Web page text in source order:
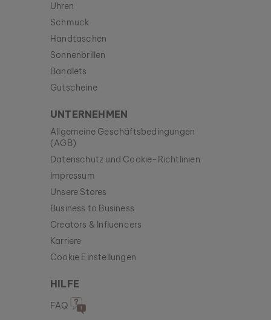
Uhren
Schmuck
Handtaschen
Sonnenbrillen
Bandlets
Gutscheine
UNTERNEHMEN
Allgemeine Geschäftsbedingungen
(AGB)
Datenschutz und Cookie-Richtlinien
Impressum
Unsere Stores
Business to Business
Creators & Influencers
Karriere
Cookie Einstellungen
HILFE
FAQ